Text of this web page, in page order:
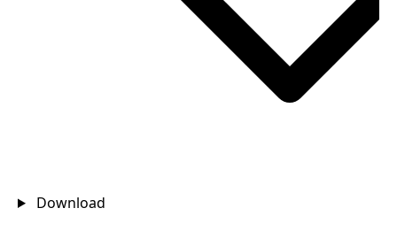
Download